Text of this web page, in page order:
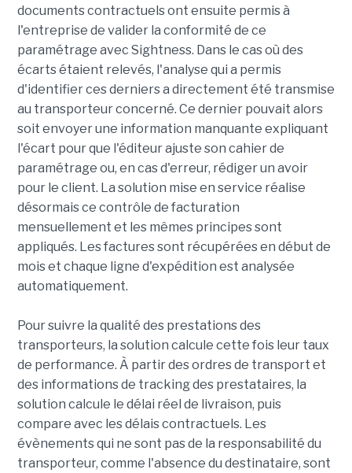
documents contractuels ont ensuite permis à
l'entreprise de valider la conformité de ce
paramétrage avec Sightness. Dans le cas où des
écarts étaient relevés, l'analyse qui a permis
d'identifier ces derniers a directement été transmise
au transporteur concerné. Ce dernier pouvait alors
soit envoyer une information manquante expliquant
l'écart pour que l'éditeur ajuste son cahier de
paramétrage ou, en cas d'erreur, rédiger un avoir
pour le client. La solution mise en service réalise
désormais ce contrôle de facturation
mensuellement et les mêmes principes sont
appliqués. Les factures sont récupérées en début de
mois et chaque ligne d'expédition est analysée
automatiquement.
Pour suivre la qualité des prestations des
transporteurs, la solution calcule cette fois leur taux
de performance. À partir des ordres de transport et
des informations de tracking des prestataires, la
solution calcule le délai réel de livraison, puis
compare avec les délais contractuels. Les
évènements qui ne sont pas de la responsabilité du
transporteur, comme l'absence du destinataire, sont